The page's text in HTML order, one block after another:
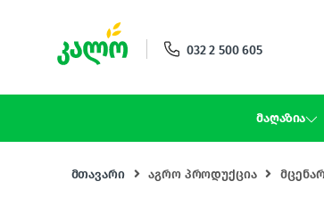
032 2 500 605
მაღაზია
მთავარი აგრო პროდუქცია